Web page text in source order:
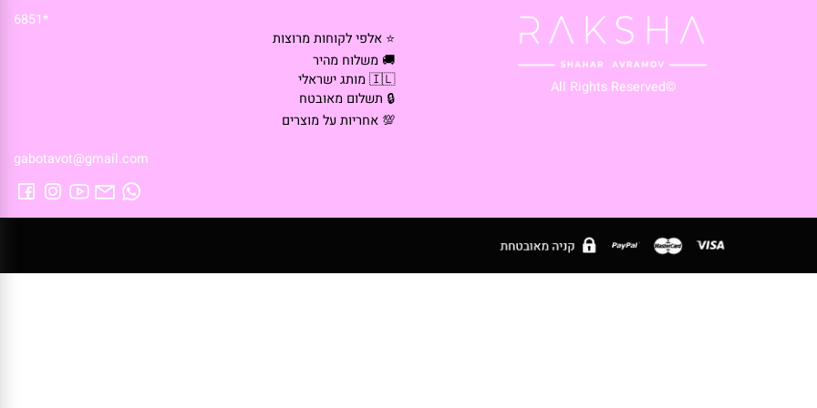
⭐ אלפי לקוחות מרוצות
🚚 משלוח מהיר
🇮🇱 מותג ישראלי
gabotavot@gmail.com